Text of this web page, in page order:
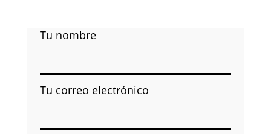
Tu nombre
Tu correo electrónico